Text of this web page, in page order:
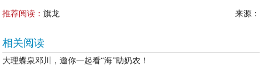
推荐阅读：旗龙 来源：
相关阅读
大理蝶泉邓川，邀你一起看“海”助奶农！